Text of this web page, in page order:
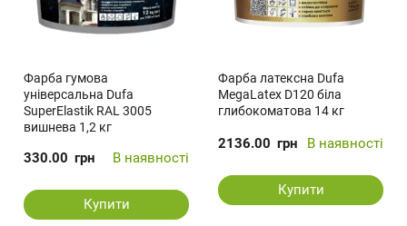
Фарба гумова
універсальна Dufa
SuperElastik RAL 3005
вишнева 1,2 кг
330.00 грн В наявності
Купити
Фарба латексна Dufa
MegaLatex D120 біла
глибокоматова 14 кг
2136.00 грн В наявності
Купити